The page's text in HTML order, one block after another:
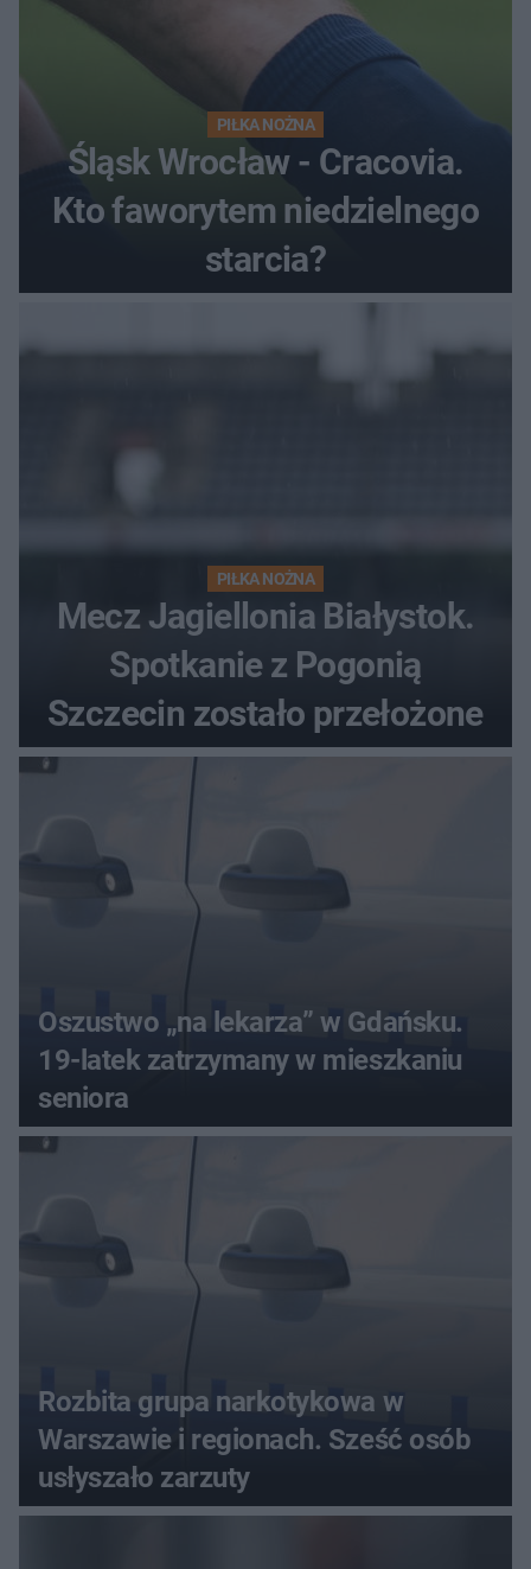
PIŁKA NOŻNA
Śląsk Wrocław - Cracovia.
Kto faworytem niedzielnego
starcia?
PIŁKA NOŻNA
Mecz Jagiellonia Białystok.
Spotkanie z Pogonią
Szczecin zostało przełożone
Oszustwo „na lekarza” w Gdańsku.
19-latek zatrzymany w mieszkaniu
seniora
Rozbita grupa narkotykowa w
Warszawie i regionach. Sześć osób
usłyszało zarzuty